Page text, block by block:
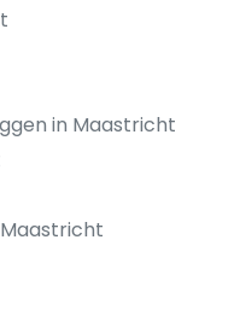
in Maastricht